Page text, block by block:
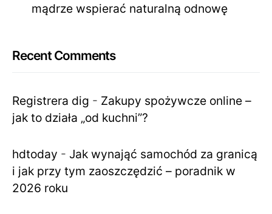
mądrze wspierać naturalną odnowę
Recent Comments
Registrera dig - Zakupy spożywcze online –
jak to działa „od kuchni”?
hdtoday - Jak wynająć samochód za granicą
i jak przy tym zaoszczędzić – poradnik w
2026 roku